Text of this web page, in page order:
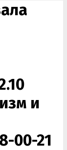
и
00-21